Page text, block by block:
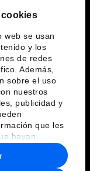
cookies
web se usan
y los
de redes
Además,
sobre el uso
nuestros
publicidad y
que les
hayan
que haya
de uso